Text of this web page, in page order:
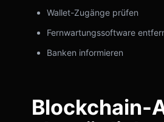
Wallet-Zugänge prüfen
Fernwartungssoftware
Banken informieren
Blockchain-